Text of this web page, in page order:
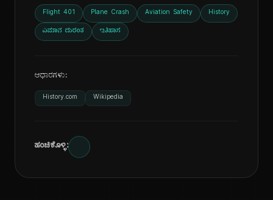
Flight 401 Plane Crash Aviation Safety History
ವಿಮಾನ ದುರಂತ ಇತಿಹಾಸ
ಆಧಾರಗಳು:
History.com Wikipedia
ಹಂಚಿಕೊಳ್ಳಿ: